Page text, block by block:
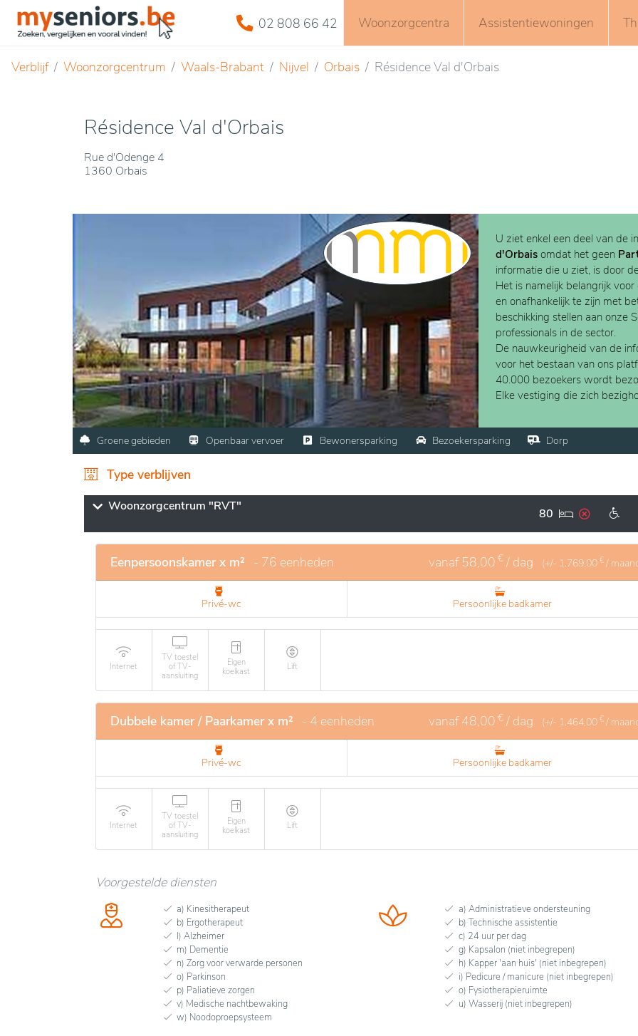
02 808 66 42 Woonzorgcentra Assistentiewoningen
Verblijf Woonzorgcentrum Waals-Brabant Nijvel Orbais Résidence Val d'Orbais
Résidence Val d'Orbais
Rue d'Odenge 4
1360 Orbais
U ziet enkel een deel van de
d'Orbais omdat het geen
informatie die u ziet, is door
Het is namelijk belangrijk
en onafhankelijk te zijn met
beschikking stellen aan onze
professionals in de sector.
De nauwkeurigheid van de
voor het bestaan van ons
40.000 bezoekers wordt
Elke vestiging die zich
Groene gebieden Openbaar vervoer Bewonersparking Bezoekersparking Dorp
Type verblijven
Woonzorgcentrum "RVT" 80
Eenpersoonskamer x m² - 76 eenheden vanaf 58,00 € / dag (+/- 1.769,00 € /
Privé-wc Persoonlijke badkamer
Internet
TV toestel
of TV-
aansluiting
Eigen
koelkast
Lift
Dubbele kamer / Paarkamer x m² - 4 eenheden vanaf48,00 € / dag (+/- 1.464,00 € /
Privé-wc Persoonlijke badkamer
Internet
TV toestel
of TV-
aansluiting
Eigen
koelkast
Lift
Voorgestelde diensten
a) Kinesitherapeut
b) Ergotherapeut
l) Alzheimer
m) Dementie
n) Zorg voor verwarde personen
o) Parkinson
p) Paliatieve zorgen
v) Medische nachtbewaking
w) Noodoproepsysteem
a) Administratieve ondersteuning
b) Technische assistentie
c) 24 uur per dag
g) Kapsalon (niet inbegrepen)
h) Kapper 'aan huis' (niet inbegrepen)
i) Pedicure / manicure (niet inbegrepen)
o) Fysiotherapieruimte
u) Wasserij (niet inbegrepen)